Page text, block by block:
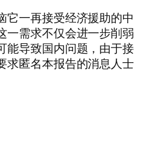
它一再接受经济援助的中
一需求不仅会进一步削弱
能导致国内问题，由于接
求匿名本报告的消息人士